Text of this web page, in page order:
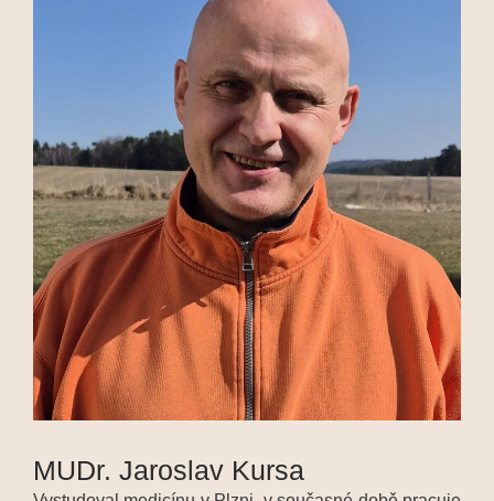
MUDr. Jaroslav Kursa